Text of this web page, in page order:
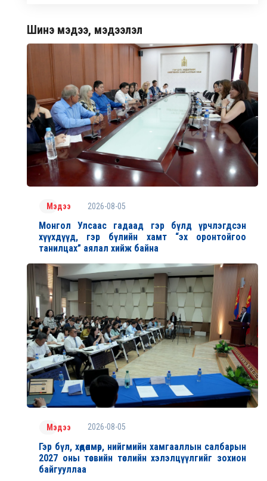
Шинэ мэдээ, мэдээлэл
Мэдээ 2026-08-05
Монгол Улсаас гадаад гэр бүлд үрчлэгдсэн
хүүхдүүд, гэр бүлийн хамт “эх оронтойгоо
танилцах” аялал хийж байна
Мэдээ 2026-08-05
Гэр бүл, хөдөлмөр, нийгмийн хамгааллын салбарын
2027 оны төсвийн төслийн хэлэлцүүлгийг зохион
байгууллаа